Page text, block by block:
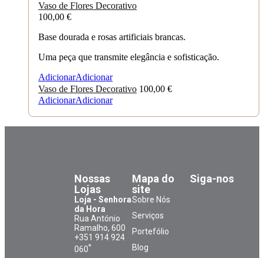
Vaso de Flores Decorativo
100,00 €
Base dourada e rosas artificiais brancas.
Uma peça que transmite elegância e sofisticação.
AdicionarAdicionar
Vaso de Flores Decorativo 100,00 €
AdicionarAdicionar
Nossas
Lojas
Loja - Senhora
da Hora
Rua António
Ramalho, 600
+351 914 924
060*
Mapa do
site
Sobre Nós
Serviços
Portefólio
Blog
Siga-nos